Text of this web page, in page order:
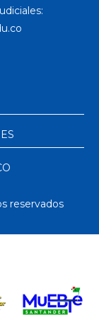
reservados